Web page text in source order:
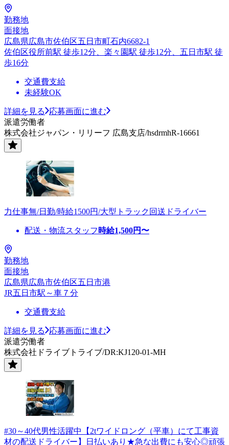
勤務地
面接地
広島県広島市佐伯区五日市町石内6682-1
佐伯区役所前駅 徒歩12分、楽々園駅 徒歩12分、五日市駅 徒
歩16分
交通費支給
未経験OK
詳細を見る
応募画面に進む
派遣労働者
株式会社ジャパン・リリーフ 広島支店/hsdrmhR-16661
力仕事無/日勤/時給1500円/大型トラック回送ドライバー
配送・物流スタッフ 時給1,500円〜
勤務地
面接地
広島県広島市佐伯区五日市港
JR五日市駅～車７分
交通費支給
詳細を見る
応募画面に進む
派遣労働者
株式会社ドライブトライブ/DR:KJ120-01-MH
#30～40代男性活躍中【2tワイドロング（平車）にて工事資
材の配送ドライバー】日払いあり★急な出費にも安心◎頑張